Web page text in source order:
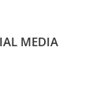
MEDIA